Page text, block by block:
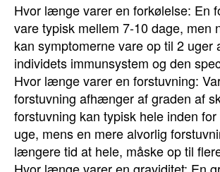
Hvor længe varer en forkølelse: En
vare typisk mellem 7-10 dage, men
kan symptomerne vare op til 2
individets immunsystem og den
Hvor længe varer en forstuvning:
forstuvning afhænger af graden af
forstuvning kan typisk hele inden
uge, mens en mere alvorlig
længere tid at hele, måske op til